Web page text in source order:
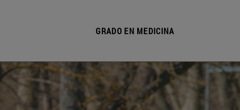
GRADO EN MEDICINA